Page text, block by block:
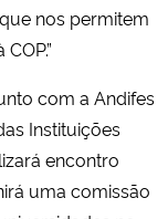
nos permitem
com a Andifes
Instituições
encontro
uma comissão